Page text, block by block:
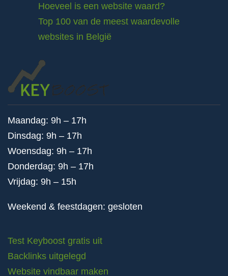
Hoeveel is een website waard?
Top 100 van de meest waardevolle
websites in België
Maandag: 9h – 17h
Dinsdag: 9h – 17h
Woensdag: 9h – 17h
Donderdag: 9h – 17h
Vrijdag: 9h – 15h
Weekend & feestdagen: gesloten
Test Keyboost gratis uit
Backlinks uitgelegd
Website vindbaar maken